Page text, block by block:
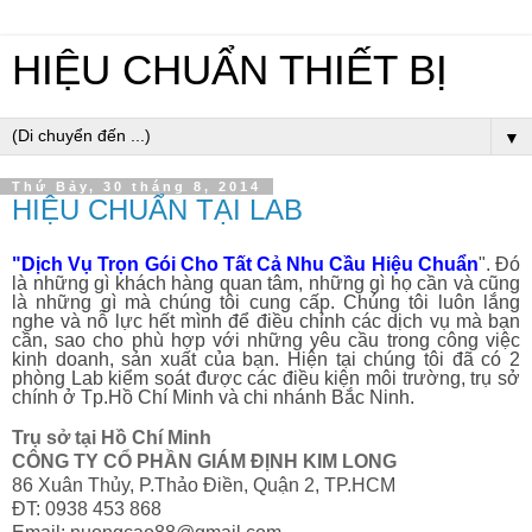
HIỆU CHUẨN THIẾT BỊ
▼
Thứ Bảy, 30 tháng 8, 2014
HIỆU CHUẨN TẠI LAB
"Dịch Vụ Trọn Gói Cho Tất Cả Nhu Cầu Hiệu Chuẩn". Đó
là những gì khách hàng quan tâm, những gì họ cần và cũng
là những gì mà chúng tôi cung cấp. Chúng tôi luôn lắng
nghe và nỗ lực hết mình để điều chỉnh các dịch vụ mà bạn
cần, sao cho phù hợp với những yêu cầu trong công việc
kinh doanh, sản xuất của bạn. Hiện tại chúng tôi đã có 2
phòng Lab kiểm soát được các điều kiện môi trường, trụ sở
chính ở Tp.Hồ Chí Minh và chi nhánh Bắc Ninh.
Trụ sở tại Hồ Chí Minh
CÔNG TY CỔ PHẦN GIÁM ĐỊNH KIM LONG
86 Xuân Thủy, P.Thảo Điền, Quận 2, TP.HCM
ĐT: 0938 453 868